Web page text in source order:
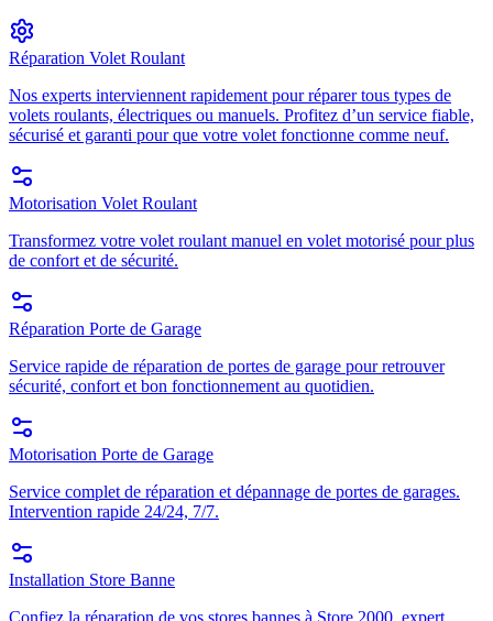
Réparation Volet Roulant
Nos experts interviennent rapidement pour réparer tous types de
volets roulants, électriques ou manuels. Profitez d’un service fiable,
sécurisé et garanti pour que votre volet fonctionne comme neuf.
Motorisation Volet Roulant
Transformez votre volet roulant manuel en volet motorisé pour plus
de confort et de sécurité.
Réparation Porte de Garage
Service rapide de réparation de portes de garage pour retrouver
sécurité, confort et bon fonctionnement au quotidien.
Motorisation Porte de Garage
Service complet de réparation et dépannage de portes de garages.
Intervention rapide 24/24, 7/7.
Installation Store Banne
Confiez la réparation de vos stores bannes à Store 2000, expert